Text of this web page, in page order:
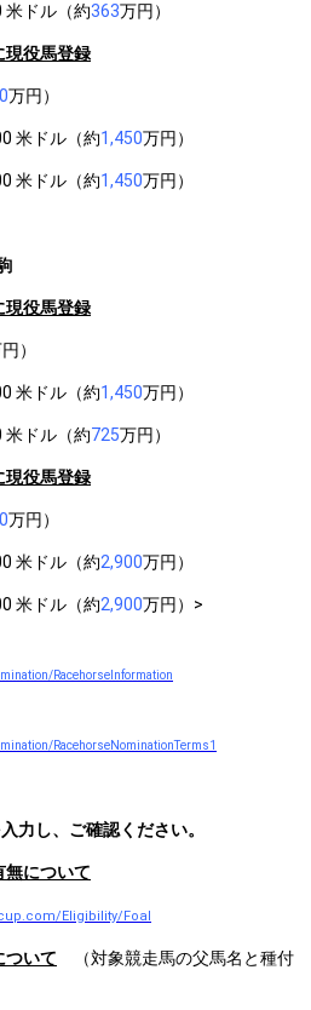
米ドル（約363万円）
現役馬登録
万円）
米ドル（約1,450万円）
米ドル（約1,450万円）
現役馬登録
）
米ドル（約1,450万円）
米ドル（約725万円）
現役馬登録
万円）
米ドル（約2,900万円）
米ドル（約2,900万円）>
RacehorseInformation
RacehorseNominationTerms1
力し、ご確認ください。
無について
Eligibility/Foal
ついて （対象競走馬の父馬名と種付